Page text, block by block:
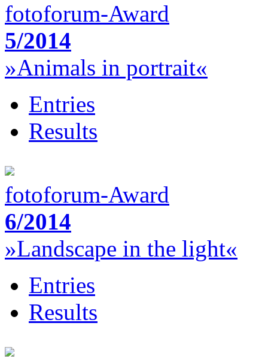
fotoforum-Award
5/2014
»Animals in portrait«
Entries
Results
fotoforum-Award
6/2014
»Landscape in the light«
Entries
Results